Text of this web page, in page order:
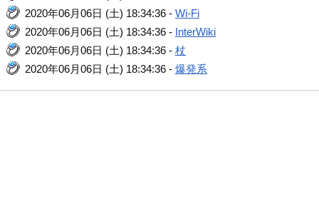
2020年06月06日 (土) 18:34:36 -Wi-Fi
2020年06月06日 (土) 18:34:36 - InterWiki
2020年06月06日 (土) 18:34:36 -杖
2020年06月06日 (土) 18:34:36 -爆発系